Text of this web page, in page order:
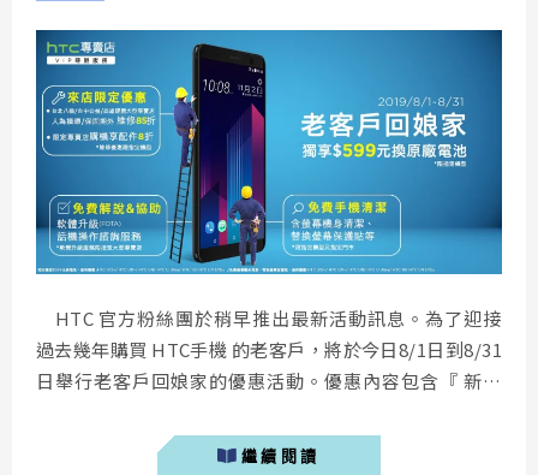
HTC 官方粉絲團於稍早推出最新活動訊息。為了迎接
過去幾年購買 HTC手機 的老客戶，將於今日8/1日到8/31
日舉行老客戶回娘家的優惠活動。優惠內容包含『 新台
螢幕保護貼 』等。如果有Android 9.0升級 等問題，也可
繼續閱讀